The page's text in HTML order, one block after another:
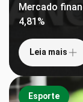
Mercado
4,81%
Leia mais
Esporte